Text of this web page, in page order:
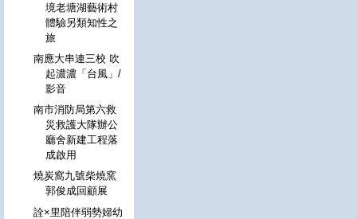
境老塘湖藝術村
體驗另類知性之
旅
南應大串連三校 吹
起濃濃「台風」/
影音
南市消防局第六救
災救護大隊辦公
廳舍新建工程落
成啟用
燒炭窩九號柴燒窯
郭俊成回顧展
詮×里陪伴弱勢婦幼